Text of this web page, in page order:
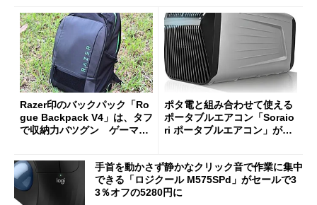
Razer印のバックパック「Ro
gue Backpack V4」は、タフ
で収納力バツグン ゲーマー
ポタ電と組み合わせて使える
ポータブルエアコン「Soraio
ri ポータブルエアコン」がセ
手首を動かさず静かなクリック音で作業に集中
できる「ロジクール M575SPd」がセールで3
3％オフの5280円に